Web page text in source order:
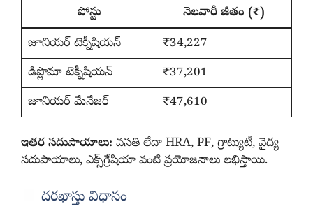
పోస్టు
నెలవారీ జీతం (₹)
జూనియర్‌ టెక్నీషియన్‌
₹34,227
డిప్లొమా టెక్నీషియన్‌
₹37,201
జూనియర్‌ మేనేజర్‌
₹47,610
ఇతర సదుపాయాలు: వసతి లేదా HRA, PF, గ్రాట్యుటీ, వైద్య
సదుపాయాలు, ఎక్స్‌గ్రేషియా వంటి ప్రయోజనాలు లభిస్తాయి.
దరఖాస్తు విధానం